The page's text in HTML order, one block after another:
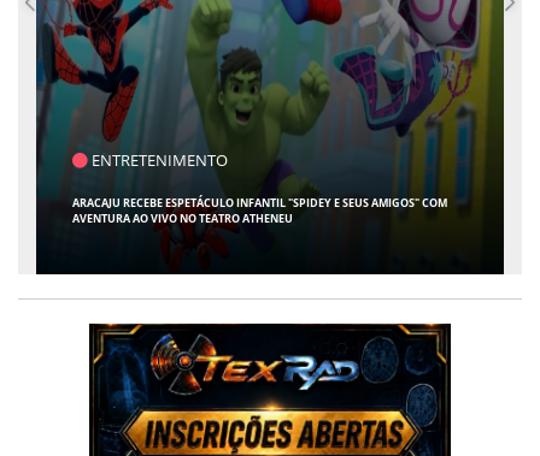
SAÚDE
CONTABILIDADE ESPECIALIZADA PARA MÉDICOS GANHA ESPAÇO EM SERGIPE
COM ATUAÇÃO PIONEIRA DA RISSI